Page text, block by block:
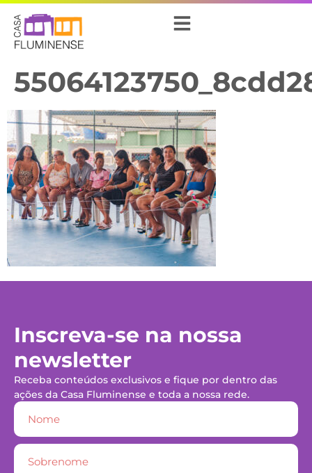
Inscreva-se na nossa
newsletter
Receba conteúdos exclusivos e fique por dentro das
ações da Casa Fluminense e toda a nossa rede.